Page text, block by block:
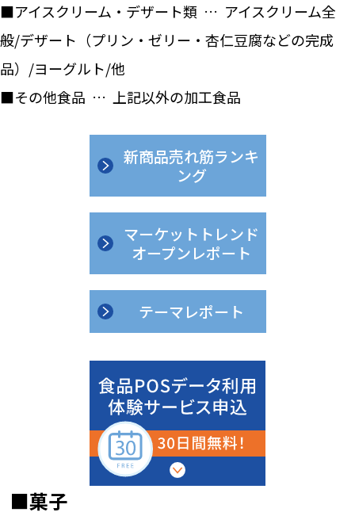
■アイスクリーム・デザート類 … アイスクリーム全
般/デザート（プリン・ゼリー・杏仁豆腐などの完成
品）/ヨーグルト/他
■その他食品 … 上記以外の加工食品
新商品売れ筋ランキ
ング
マーケットトレンド
オープンレポート
テーマレポート
■菓子